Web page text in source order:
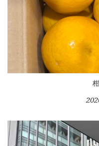
VOICE GALLERY
WORKS
BLOG
LESSON
CONTACT